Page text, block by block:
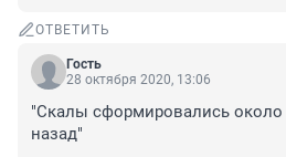
ОТВЕТИТЬ
Гость
28 октября 2020, 13:06
"Скалы сформировались около
назад"